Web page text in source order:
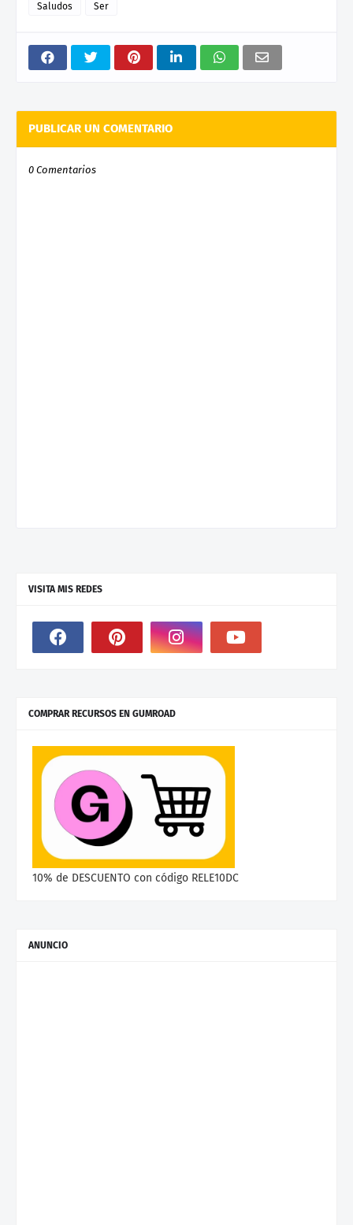
Saludos
Ser
PUBLICAR UN COMENTARIO
0 Comentarios
VISITA MIS REDES
COMPRAR RECURSOS EN GUMROAD
10% de DESCUENTO con código RELE10DC
ANUNCIO